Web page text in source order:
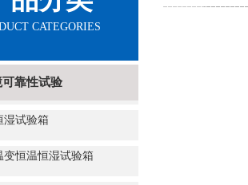
CATEGORIES
靠性试验
湿试验箱
变恒温恒湿试验箱